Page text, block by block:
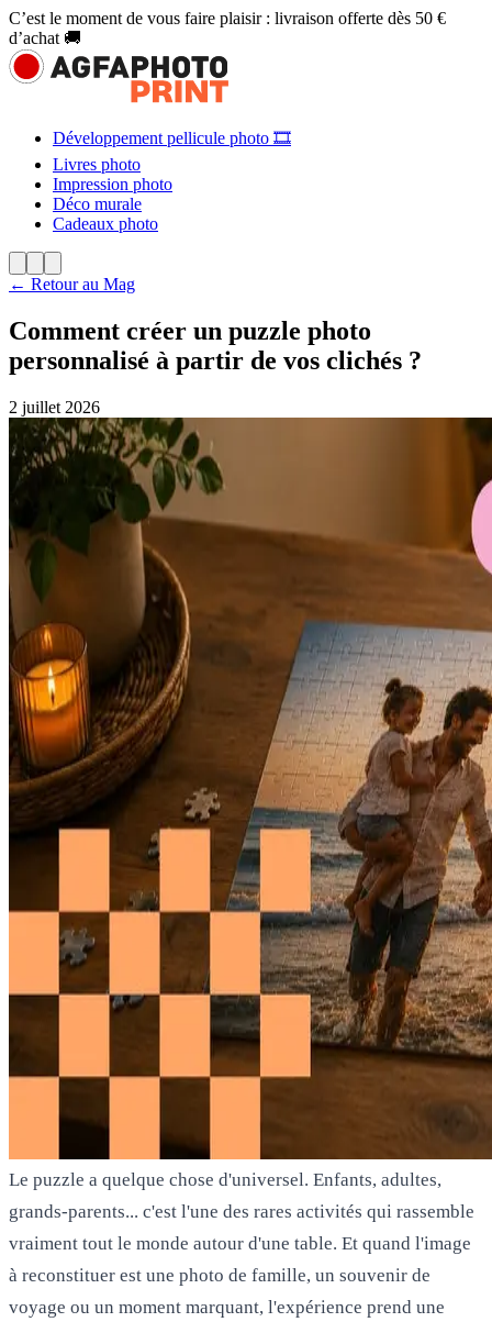
C’est le moment de vous faire plaisir : livraison offerte dès 50 €
d’achat 🚚
Développement pellicule photo 🎞️
Livres photo
Impression photo
Déco murale
Cadeaux photo
← Retour au Mag
Comment créer un puzzle photo
personnalisé à partir de vos clichés ?
2 juillet 2026
Le puzzle a quelque chose d'universel. Enfants, adultes,
grands-parents... c'est l'une des rares activités qui rassemble
vraiment tout le monde autour d'une table. Et quand l'image
à reconstituer est une photo de famille, un souvenir de
voyage ou un moment marquant, l'expérience prend une